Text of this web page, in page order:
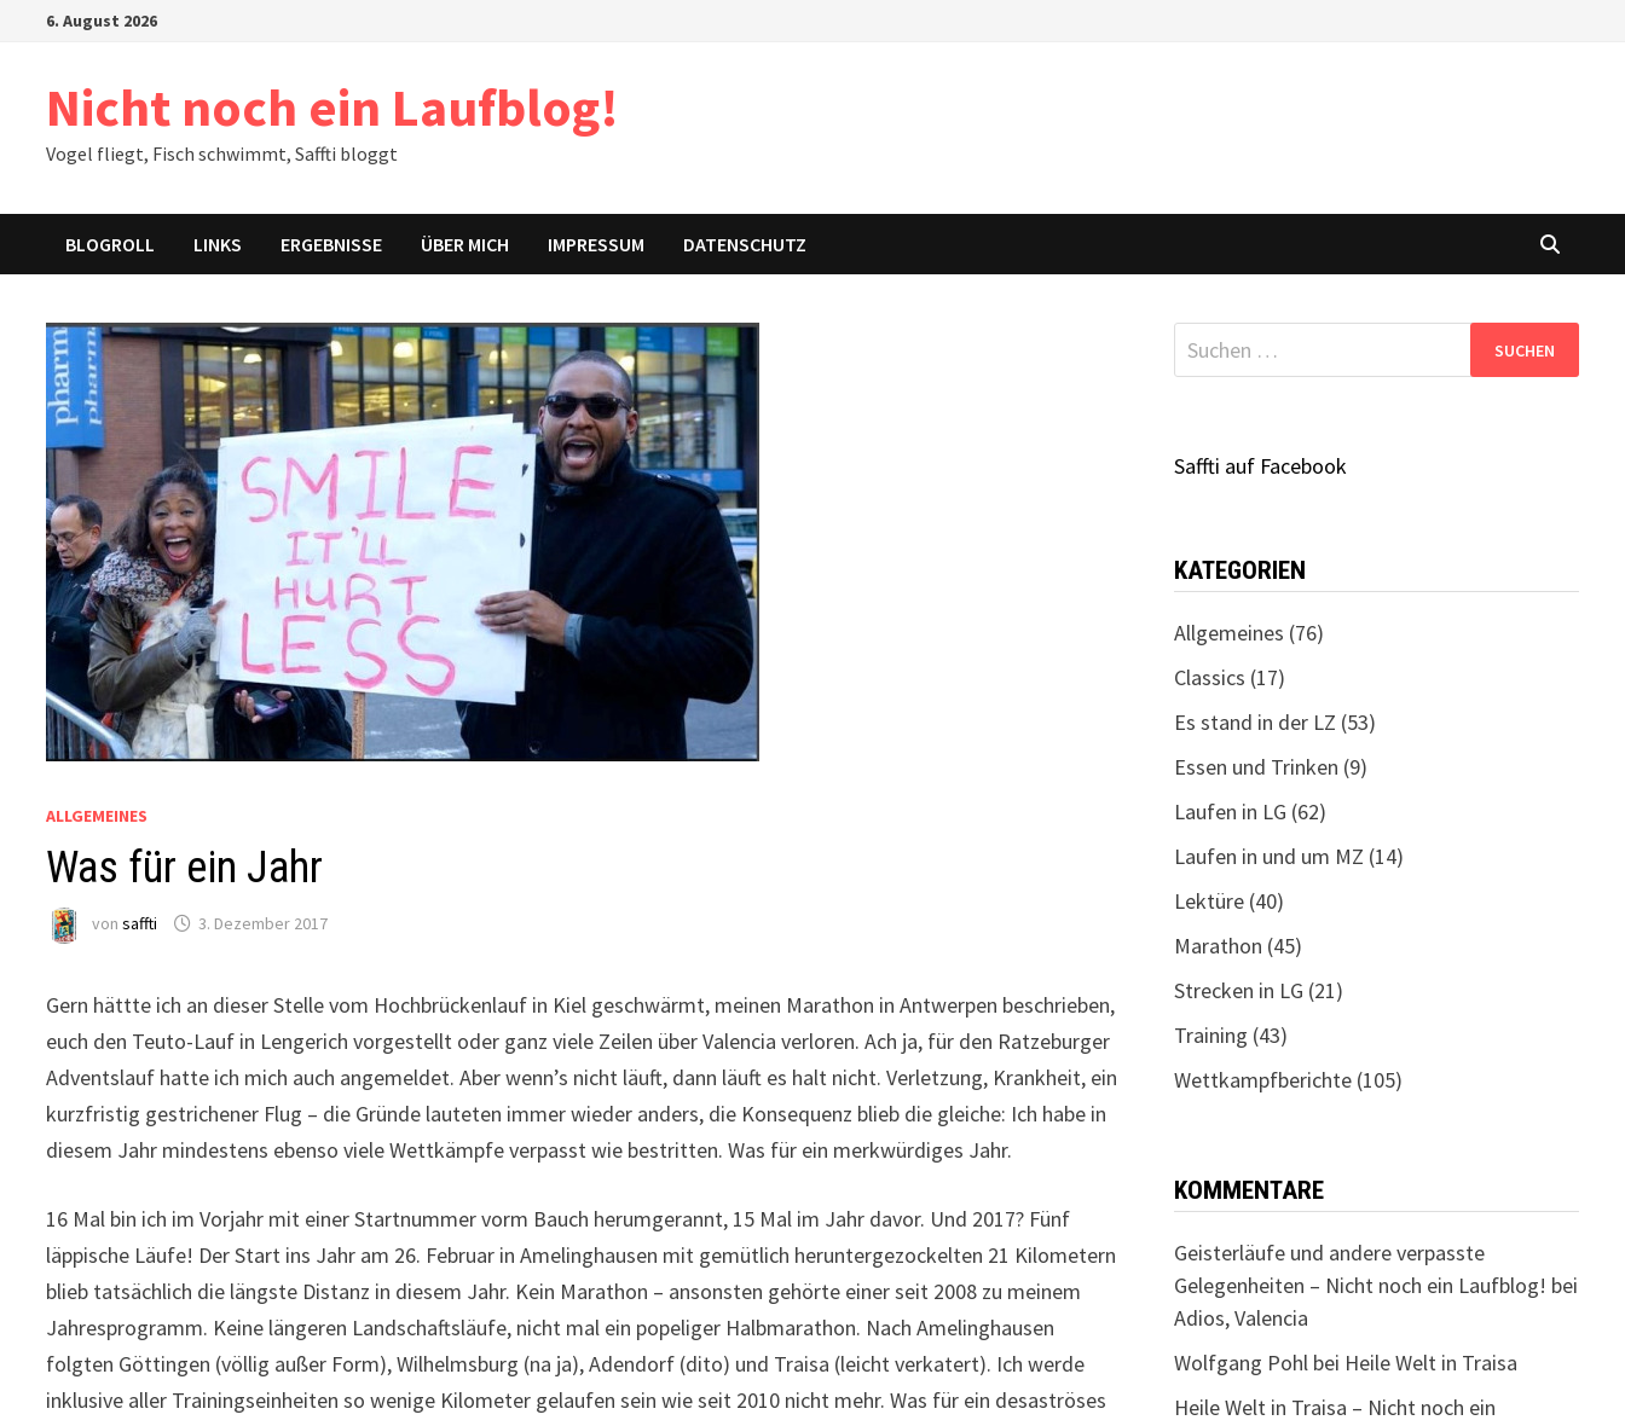
6. August 2026
Nicht noch ein Laufblog!
Vogel fliegt, Fisch schwimmt, Saffti bloggt
BLOGROLL LINKS ERGEBNISSE ÜBER MICH IMPRESSUM DATENSCHUTZ
ALLGEMEINES
Was für ein Jahr
vonsaffti 3. Dezember 2017
Gern hättte ich an dieser Stelle vom Hochbrückenlauf in Kiel geschwärmt, meinen Marathon in Antwerpen beschrieben,
euch den Teuto-Lauf in Lengerich vorgestellt oder ganz viele Zeilen über Valencia verloren. Ach ja, für den Ratzeburger
Adventslauf hatte ich mich auch angemeldet. Aber wenn’s nicht läuft, dann läuft es halt nicht. Verletzung, Krankheit, ein
kurzfristig gestrichener Flug – die Gründe lauteten immer wieder anders, die Konsequenz blieb die gleiche: Ich habe in
diesem Jahr mindestens ebenso viele Wettkämpfe verpasst wie bestritten. Was für ein merkwürdiges Jahr.
16 Mal bin ich im Vorjahr mit einer Startnummer vorm Bauch herumgerannt, 15 Mal im Jahr davor. Und 2017? Fünf
läppische Läufe! Der Start ins Jahr am 26. Februar in Amelinghausen mit gemütlich heruntergezockelten 21 Kilometern
blieb tatsächlich die längste Distanz in diesem Jahr. Kein Marathon – ansonsten gehörte einer seit 2008 zu meinem
Jahresprogramm. Keine längeren Landschaftsläufe, nicht mal ein popeliger Halbmarathon. Nach Amelinghausen
folgten Göttingen (völlig außer Form), Wilhelmsburg (na ja), Adendorf (dito) und Traisa (leicht verkatert). Ich werde
inklusive aller Trainingseinheiten so wenige Kilometer gelaufen sein wie seit 2010 nicht mehr. Was für ein desaströses
Suchen
nach:
Saffti auf Facebook
KATEGORIEN
Allgemeines (76)
Classics (17)
Es stand in der LZ (53)
Essen und Trinken (9)
Laufen in LG (62)
Laufen in und um MZ (14)
Lektüre(40)
Marathon (45)
Strecken in LG (21)
Training (43)
Wettkampfberichte(105)
KOMMENTARE
Geisterläufe und andere verpasste
Gelegenheiten – Nicht noch ein Laufblog! bei
Adios, Valencia
Wolfgang Pohlbei Heile Welt in Traisa
Heile Welt in Traisa – Nicht noch ein